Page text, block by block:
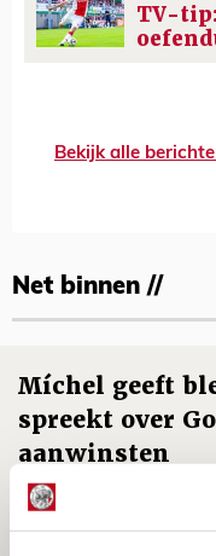
TV-
Bekijk alle
Net binnen //
Míchel geeft
spreekt over
aanwinsten
07 AUGUSTUS 2026 - 14:13